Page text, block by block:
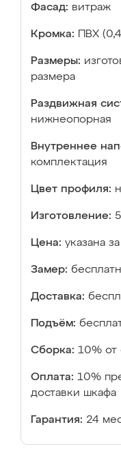
Фасад: витраж
Кромка: ПВХ
Размеры:
размера
Раздвижная
нижнеопорная
Внутреннее
комплектация
Цвет профиля:
Изготовление:
Цена: указана
Замер:
Доставка:
Подъём:
Сборка: 10% от
Оплата: 10%
доставки шкафа
Гарантия: 24